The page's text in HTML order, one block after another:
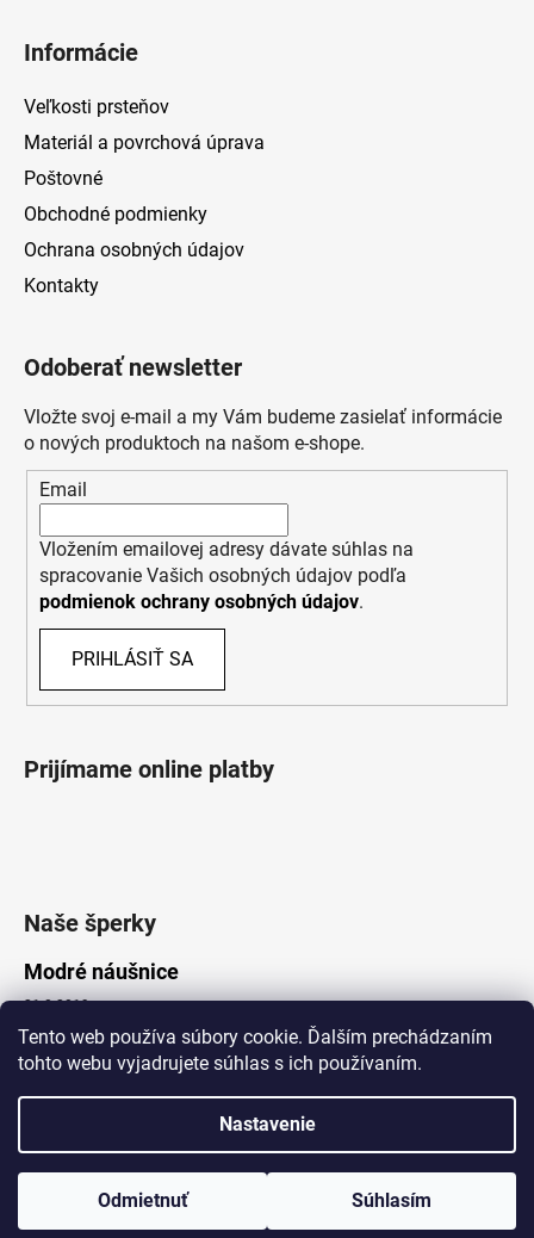
Tento web používa súbory cookie. Ďalším prechádzaním
tohto webu vyjadrujete súhlas s ich používaním.
Nastavenie
Odmietnuť Súhlasím
www.Lotka.sk - najkrajšie šperky za dobré ceny. Pri nákupe nad 50€
poštovné zdarma. Nakupujte s dôverou - naša spoločnosť je s
Informácie
Veľkosti prsteňov
Materiál a povrchová úprava
Poštovné
Obchodné podmienky
Ochrana osobných údajov
Kontakty
Odoberať newsletter
Vložte svoj e-mail a my Vám budeme zasielať informácie
o nových produktoch na našom e-shope.
Email
Vložením emailovej adresy dávate súhlas na
spracovanie Vašich osobných údajov podľa
podmienok ochrany osobných údajov.
PRIHLÁSIŤ SA
Prijímame online platby
Naše šperky
Modré náušnice
21.8.2019
Vytvoril Shoptet
Lotka.sk. Všetky práva vyhradené.
Upraviť nastavenie cookies